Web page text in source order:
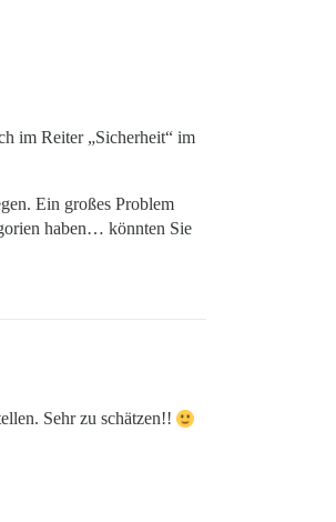
im Reiter „Sicherheit“ im
Ein großes Problem
haben… könnten Sie
Sehr zu schätzen!!